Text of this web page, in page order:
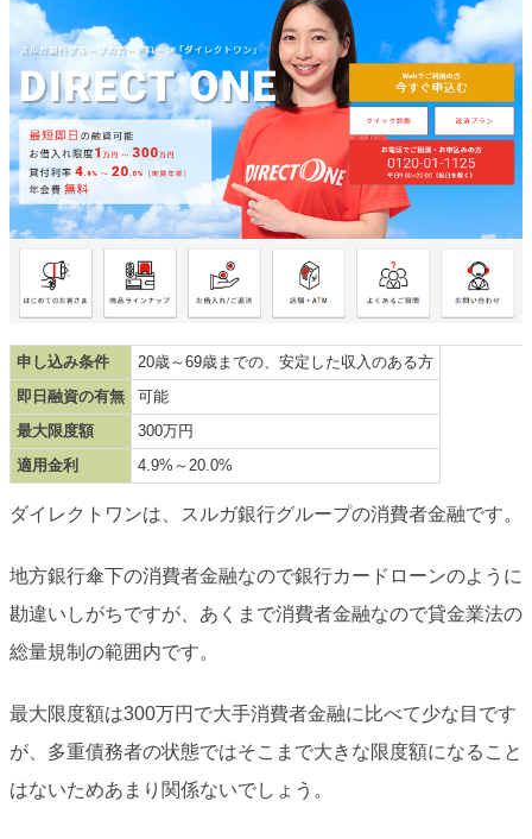
申し込み条件
20歳～69歳までの、安定した収入のある方
即日融資の有無
可能
最大限度額
300万円
適用金利
4.9%～20.0%
ダイレクトワンは、スルガ銀行グループの消費者金融です。
地方銀行傘下の消費者金融なので銀行カードローンのように
勘違いしがちですが、あくまで消費者金融なので貸金業法の
総量規制の範囲内です。
最大限度額は300万円で大手消費者金融に比べて少な目です
が、多重債務者の状態ではそこまで大きな限度額になること
はないためあまり関係ないでしょう。